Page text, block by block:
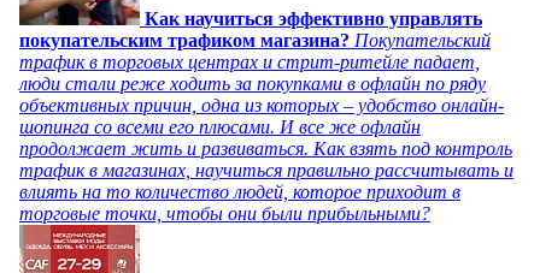
Как научиться эффективно управлять
покупательским трафиком магазина? Покупательский
трафик в торговых центрах и стрит-ритейле падает,
люди стали реже ходить за покупками в офлайн по ряду
объективных причин, одна из которых – удобство онлайн-
шопинга со всеми его плюсами. И все же офлайн
продолжает жить и развиваться. Как взять под контроль
трафик в магазинах, научиться правильно рассчитывать и
влиять на то количество людей, которое приходит в
торговые точки, чтобы они были прибыльными?